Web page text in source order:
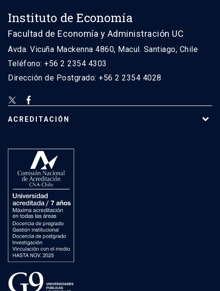
Instituto de Economía
Facultad de Economía y Administración UC
Avda. Vicuña Mackenna 4860, Macul. Santiago, Chile
Teléfono: +56 2 2354 4303
Dirección de Postgrado: +56 2 2354 4028
ACREDITACIÓN